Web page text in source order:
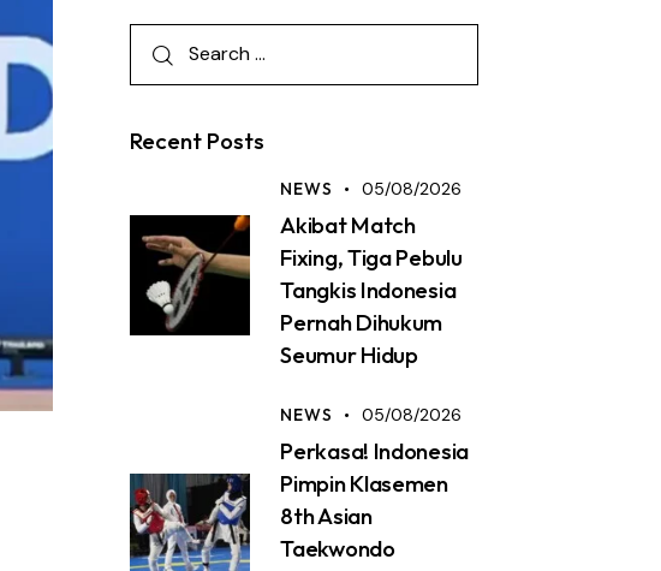
Recent Posts
NEWS 05/08/2026
Akibat Match
Fixing, Tiga Pebulu
Tangkis Indonesia
Pernah Dihukum
Seumur Hidup
NEWS 05/08/2026
Perkasa! Indonesia
Pimpin Klasemen
8th Asian
Taekwondo